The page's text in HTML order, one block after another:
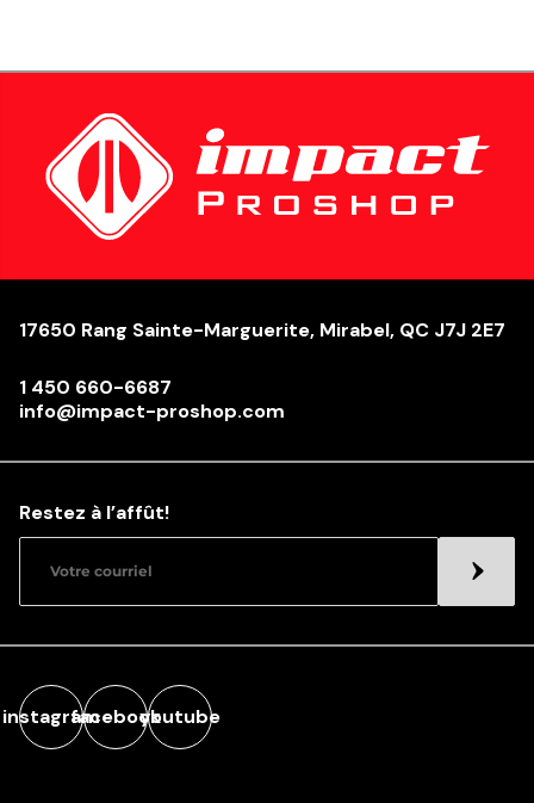
17650 Rang Sainte-Marguerite, Mirabel, QC J7J 2E7
1 450 660-6687
info@impact-proshop.com
Restez à l’affût!
instagramfacebookyoutube